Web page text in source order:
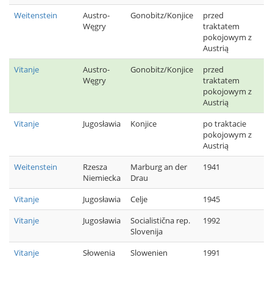
Weitenstein
Austro-
Węgry
Gonobitz/Konjice
przed
traktatem
pokojowym z
Austrią
Vitanje
Austro-
Węgry
Gonobitz/Konjice
przed
traktatem
pokojowym z
Austrią
Vitanje
Jugosławia Konjice
po traktacie
pokojowym z
Austrią
Weitenstein
Rzesza
Niemiecka
Marburg an der
Drau
1941
Vitanje Jugosławia Celje
1945
Vitanje
Jugosławia
Socialistična rep.
Slovenija
1992
Vitanje Słowenia Slowenien 1991